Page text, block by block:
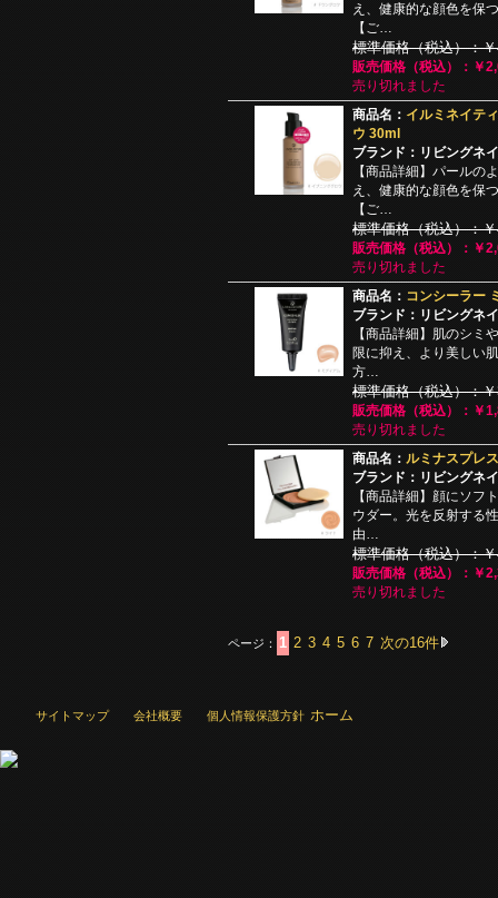
え、健康的な顔色を保
【ご…
標準価格（税込）：
販売価格（税込）：￥
売り切れました
商品名： イルミネイテ
ウ 30ml
ブランド：リビングネ
【商品詳細】パールの
え、健康的な顔色を保
【ご…
標準価格（税込）：
販売価格（税込）：￥
売り切れました
商品名： コンシーラー
ブランド：リビングネ
【商品詳細】肌のシミ
限に抑え、より美しい
方…
標準価格（税込）：
販売価格（税込）：￥
売り切れました
商品名： ルミナスプレ
ブランド：リビングネ
【商品詳細】顔にソフ
ウダー。光を反射する
由…
標準価格（税込）：
販売価格（税込）：￥
売り切れました
ページ： 1 2 3 4 5 6 7 次の16件
ホーム
サイトマップ 会社概要 個人情報保護方針